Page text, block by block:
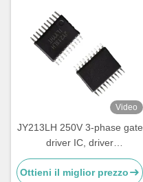
Video
JY213LH 250V 3-phase gate
driver IC, driver
MOSFET/IGBT a mezzo
ponte ±1A, chip driver BLDC
Ottieni il miglior prezzo